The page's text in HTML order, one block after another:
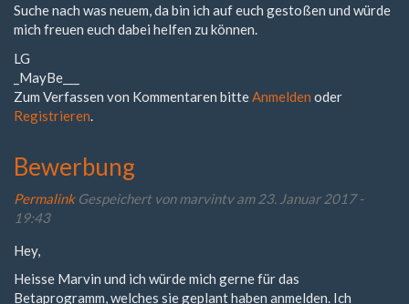
Suche nach was neuem, da bin ich auf euch gestoßen und würde
mich freuen euch dabei helfen zu können.
LG
_MayBe___
Zum Verfassen von Kommentaren bitte Anmelden oder
Registrieren
Bewerbung
Permalink Gespeichert von marvintvam 23. Januar 2017 -
19:43
Hey,
Heisse Marvin und ich würde mich gerne für das
Betaprogramm, welches sie geplant haben anmelden. Ich